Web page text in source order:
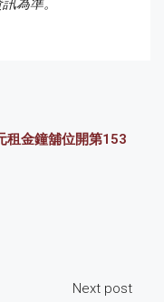
為準。
租金鐘舖位開第153
Next post